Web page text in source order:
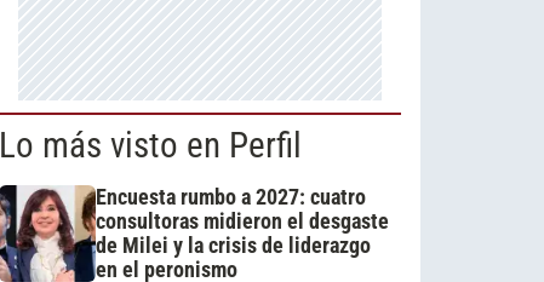
Lo más visto en Perfil
Encuesta rumbo a 2027: cuatro
consultoras midieron el desgaste
de Milei y la crisis de liderazgo
en el peronismo